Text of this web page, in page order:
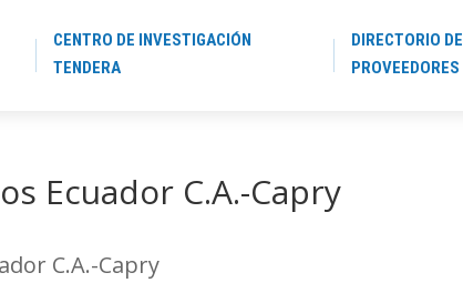
CENTRO DE INVESTIGACIÓN
TENDERA
DIRECTORIO DE
PROVEEDORES
Ecuador C.A.-Capry
C.A.-Capry